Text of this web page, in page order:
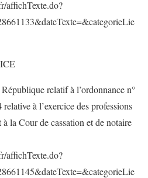
affichTexte.do?
relatif à l’ordonnance n°
à l’exercice des professions
à la Cour de cassation et de notaire
affichTexte.do?